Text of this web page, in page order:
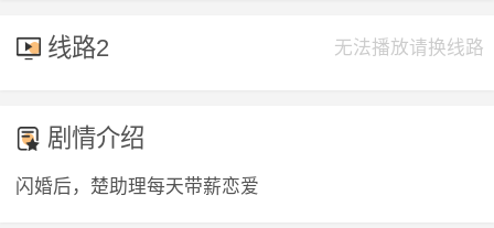
线路2 无法播放请换线路
剧情介绍
闪婚后，楚助理每天带薪恋爱